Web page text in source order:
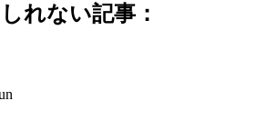
れない記事：